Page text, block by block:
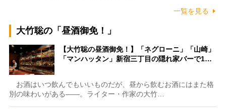
一覧を見る
大竹聡の「昼酒御免！」
【大竹聡の昼酒御免！】「ネグローニ」「山崎」
「マンハッタン」新宿三丁目の隠れ家バーで1…
お酒はいつ飲んでもいいものだが、昼から飲むお酒にはまた格
別の味わいがある――。ライター・作家の大竹…